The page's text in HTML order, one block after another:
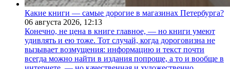
Какие книги — самые дорогие в магазинах Петербурга?
06 августа 2026, 12:13
Конечно, не цена в книге главное, — но книги умеют
удивлять и ею тоже. Тот случай, когда дороговизна не
вызывает возмущения: информацию и текст почти
всегда можно найти в издания попроще, а то и вообще в